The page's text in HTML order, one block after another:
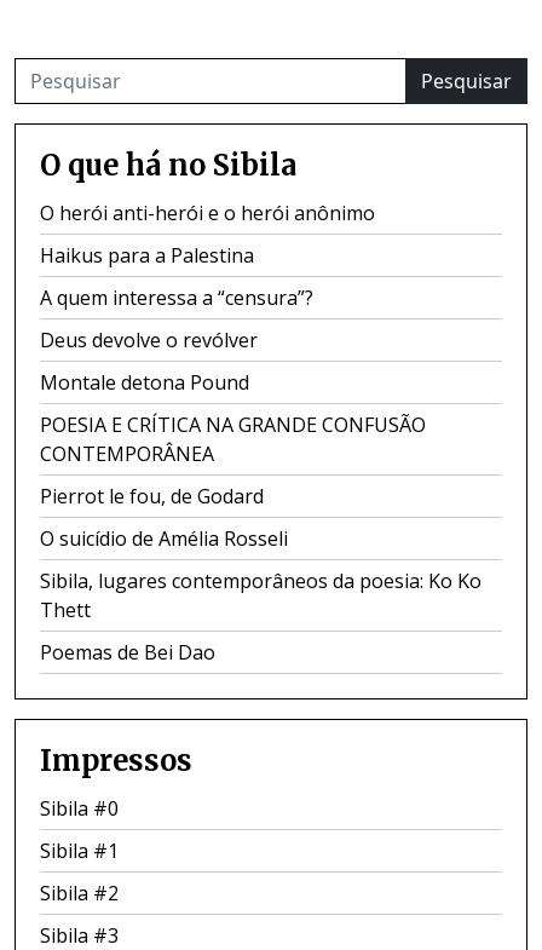
Pesquisar
O que há no Sibila
O herói anti-herói e o herói anônimo
Haikus para a Palestina
A quem interessa a “censura”?
Deus devolve o revólver
Montale detona Pound
POESIA E CRÍTICA NA GRANDE CONFUSÃO
CONTEMPORÂNEA
Pierrot le fou, de Godard
O suicídio de Amélia Rosseli
Sibila, lugares contemporâneos da poesia: Ko Ko
Thett
Poemas de Bei Dao
Impressos
Sibila #0
Sibila #1
Sibila #2
Sibila #3